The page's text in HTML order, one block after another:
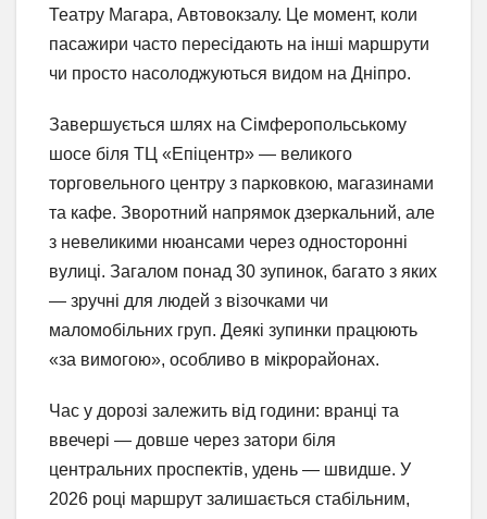
Театру Магара, Автовокзалу. Це момент, коли
пасажири часто пересідають на інші маршрути
чи просто насолоджуються видом на Дніпро.
Завершується шлях на Сімферопольському
шосе біля ТЦ «Епіцентр» — великого
торговельного центру з парковкою, магазинами
та кафе. Зворотний напрямок дзеркальний, але
з невеликими нюансами через односторонні
вулиці. Загалом понад 30 зупинок, багато з яких
— зручні для людей з візочками чи
маломобільних груп. Деякі зупинки працюють
«за вимогою», особливо в мікрорайонах.
Час у дорозі залежить від години: вранці та
ввечері — довше через затори біля
центральних проспектів, удень — швидше. У
2026 році маршрут залишається стабільним,